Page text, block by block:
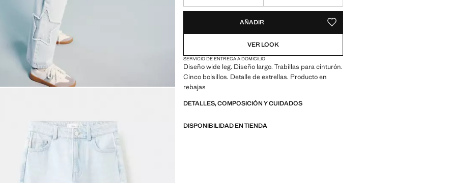
AÑADIR GUARDAR COMO FAVORITO
VER LOOK
SERVICIO DE ENTREGA A DOMICILIO
Diseño wide leg. Diseño largo. Trabillas para cinturón.
Cinco bolsillos. Detalle de estrellas. Producto en
rebajas
DETALLES, COMPOSICIÓN Y CUIDADOS
DISPONIBILIDAD EN TIENDA